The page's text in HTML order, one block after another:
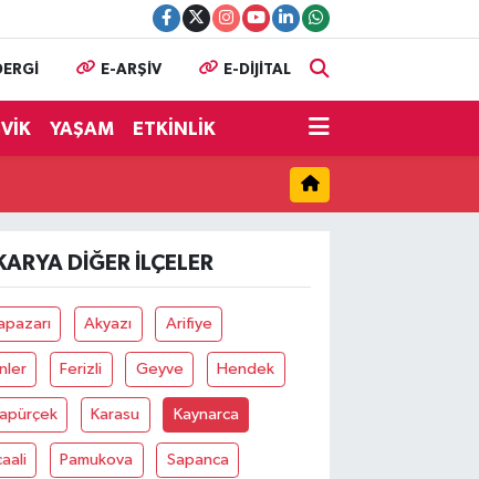
E-ARŞİV E-DİJİTAL
YAŞAM ETKİNLİK
DIĞER İLÇELER
Akyazı Arifiye
Ferizli Geyve Hendek
Karasu Kaynarca
Pamukova Sapanca